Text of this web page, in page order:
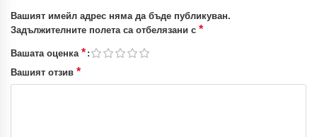
Вашият имейл адрес няма да бъде публикуван.
Задължителните полета са отбелязани с *
Вашата оценка *
Вашият отзив *